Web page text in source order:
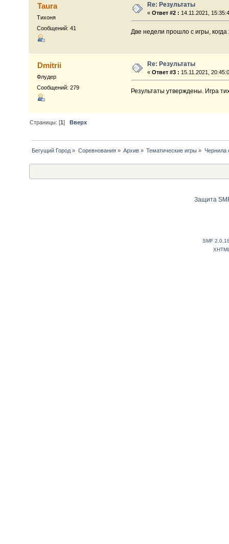
Taura
Тихоня
Сообщений: 41
Re: Результаты
«Ответ #2 : 14.11.2021,
Две недели прошло с игры,
Dmitrii
Флудер
Сообщений: 279
Re: Результаты
«Ответ #3 : 15.11.2021,
Результаты утверждены. Игра
Страницы: [1]Вверх
Бегущий Город » Соревнования» Архив » Тематические игры » Чернила
Защита
SMF